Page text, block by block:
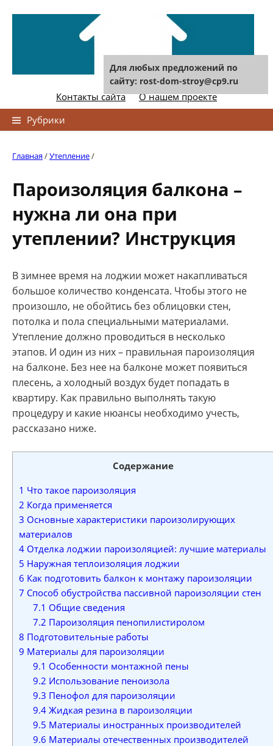
Контакты сайта
О нашем проекте
Рубрики
Главная/Утепление/
Пароизоляция балкона –
нужна ли она при
утеплении? Инструкция
В зимнее время на лоджии может накапливаться
большое количество конденсата. Чтобы этого не
произошло, не обойтись без облицовки стен,
потолка и пола специальными материалами.
Утепление должно проводиться в несколько
этапов. И один из них – правильная пароизоляция
на балконе. Без нее на балконе может появиться
плесень, а холодный воздух будет попадать в
квартиру. Как правильно выполнять такую
процедуру и какие нюансы необходимо учесть,
рассказано ниже.
Содержание
1 Что такое пароизоляция
2 Когда применяется
3 Основные характеристики пароизолирующих
материалов
4 Отделка лоджии пароизоляцией: лучшие материалы
5 Наружная теплоизоляция лоджии
6 Как подготовить балкон к монтажу пароизоляции
7 Способ обустройства пассивной пароизоляции стен
7.1 Общие сведения
7.2 Пароизоляция пенопилистиролом
8 Подготовительные работы
9 Материалы для пароизоляции
9.1 Особенности монтажной пены
9.2 Использование пеноизола
9.3 Пенофол для пароизоляции
9.4Жидкая резина в пароизоляции
9.5 Материалы иностранных производителей
9.6 Материалы отечественных производителей
Для любых предложений по
сайту: rost-dom-stroy@cp9.ru